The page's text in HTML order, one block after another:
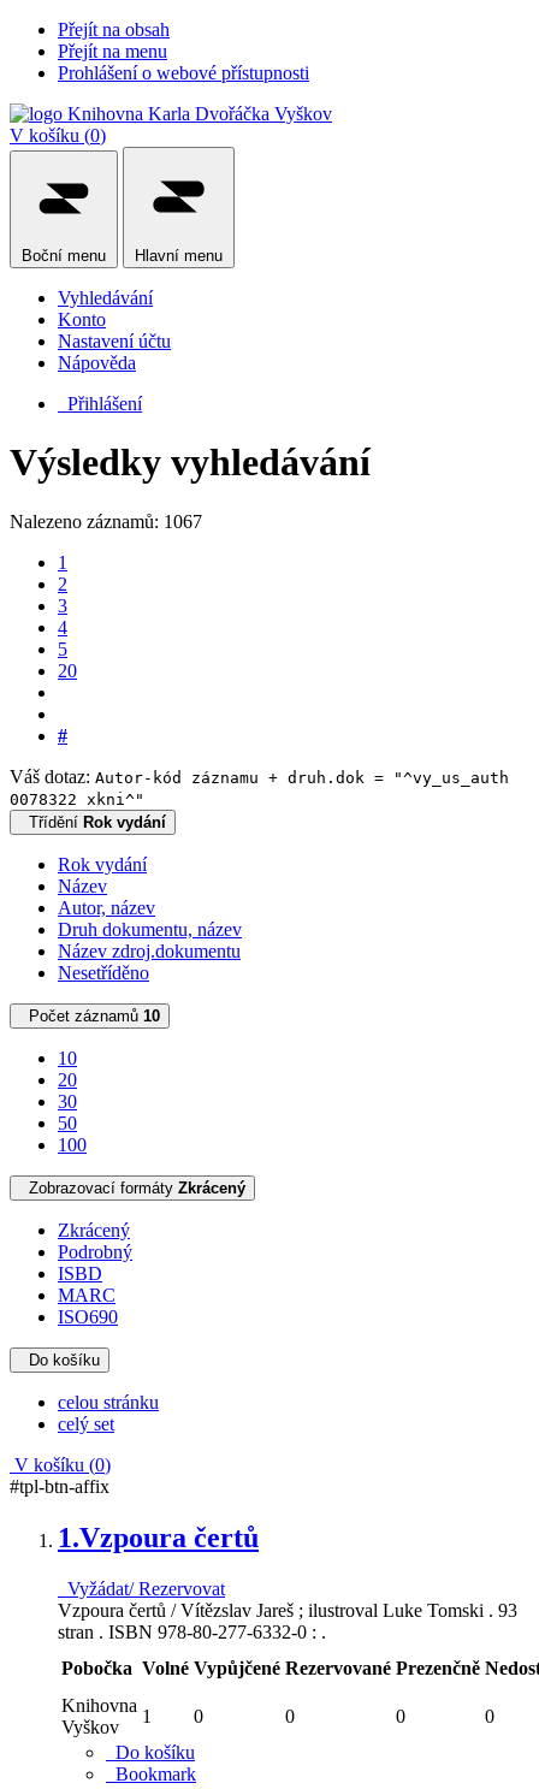
Přejít na obsah
Přejít na menu
Prohlášení o webové přístupnosti
V košíku (0)
Boční menu Hlavní menu
Vyhledávání
Konto
Nastavení účtu
Nápověda
Přihlášení
Výsledky vyhledávání
Nalezeno záznamů: 1067
1
2
3
4
5
20
#
Váš dotaz: Autor-kód záznamu + druh.dok = "^vy_us_auth
0078322 xkni^"
Třídění Rok vydání
Rok vydání
Název
Autor, název
Druh dokumentu, název
Název zdroj.dokumentu
Nesetříděno
Počet záznamů 10
10
20
30
50
100
Zobrazovací formáty Zkrácený
Zkrácený
Podrobný
ISBD
MARC
ISO690
Do košíku
celou stránku
celý set
V košíku (0)
#tpl-btn-affix
1.Vzpoura čertů
Vyžádat/ Rezervovat
Vzpoura čertů / Vítězslav Jareš ; ilustroval Luke Tomski . 93
stran . ISBN 978-80-277-6332-0 : .
Pobočka Volné Vypůjčené Rezervované Prezenčně
Knihovna
Vyškov
1 0 0 0
0
Do košíku
Bookmark